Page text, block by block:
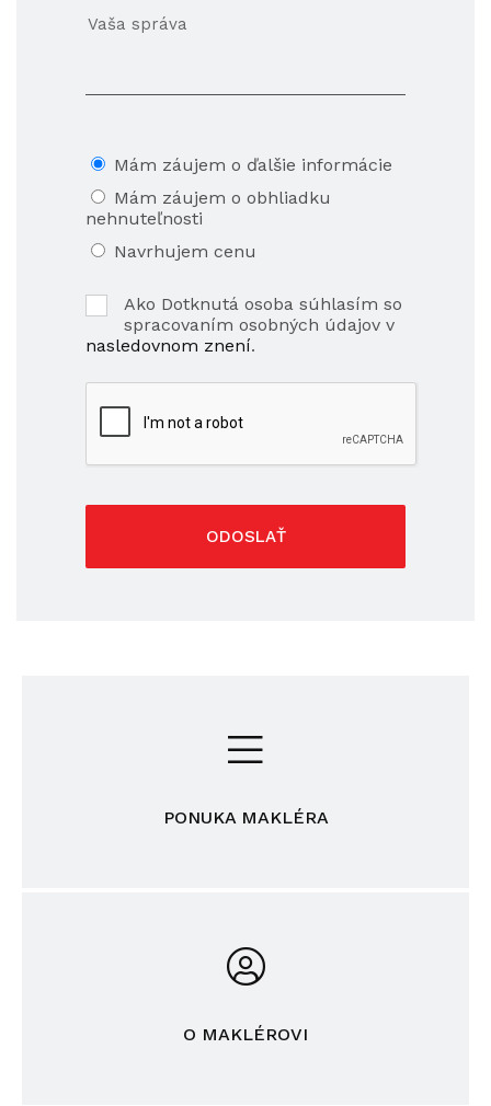
Mám záujem o ďalšie informácie
Mám záujem o obhliadku
nehnuteľnosti
Navrhujem cenu
Ako Dotknutá osoba súhlasím so
spracovaním osobných údajov v
nasledovnom znení.
ODOSLAŤ
PONUKA MAKLÉRA
O MAKLÉROVI